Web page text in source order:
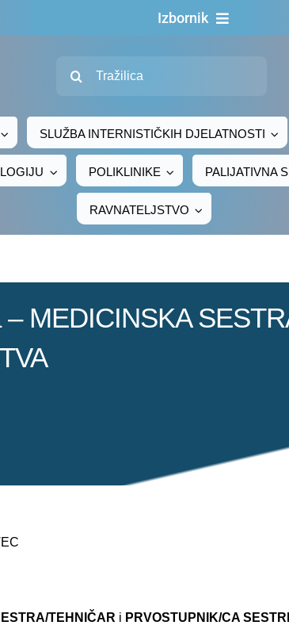
Izbornik
Za pacijente
Javna nabava
Adresar
SLUŽBA INTERNISTIČKIH DJELATNOSTI
POLIKLINIKE PALIJATIVNA
RAVNATELJSTVO
MEDICINSKA
TEHNIČAR i PRVOSTUPNIK/CA